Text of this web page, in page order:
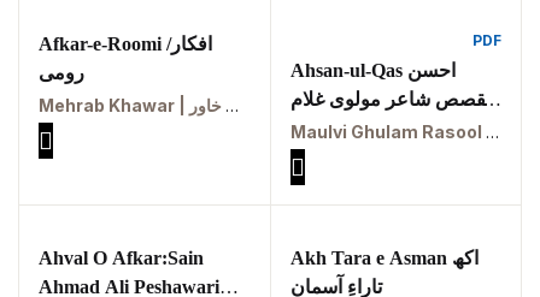
Afkar-e-Roomi /افکار
رومی
Mehrab Khawar | محراب خاور
PDF
Ahsan-ul-Qas احسن
القصص شاعر مولوی غلام
رسول عالمپوری
Maulvi Ghulam Rasool Alampuri
Ahval O Afkar:Sain
Ahmad Ali Peshawari
Akh Tara e Asman اکھ
تاراءِ آسمان
Kallar Syedan
Khayyam Wakil
News
Pakistan